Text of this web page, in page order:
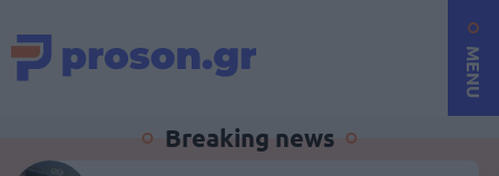
MENU
Breaking news